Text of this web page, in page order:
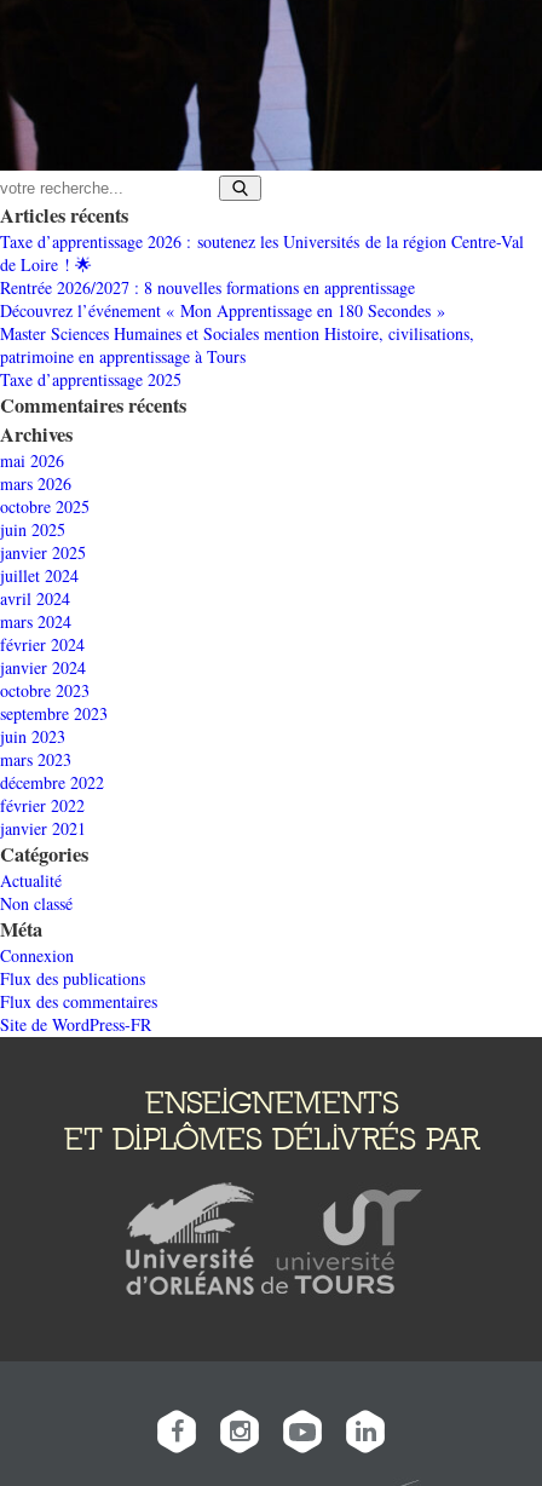
Articles récents
Taxe d’apprentissage 2026 : soutenez les Universités de la région Centre-Val
de Loire ! 🌟
Rentrée 2026/2027 : 8 nouvelles formations en apprentissage
Découvrez l’événement « Mon Apprentissage en 180 Secondes »
Master Sciences Humaines et Sociales mention Histoire, civilisations,
patrimoine en apprentissage à Tours
Taxe d’apprentissage 2025
Commentaires récents
Archives
mai 2026
mars 2026
octobre 2025
juin 2025
janvier 2025
juillet 2024
avril 2024
mars 2024
février 2024
janvier 2024
octobre 2023
septembre 2023
juin 2023
mars 2023
décembre 2022
février 2022
janvier 2021
Catégories
Actualité
Non classé
Méta
Connexion
Flux des publications
Flux des commentaires
Site de WordPress-FR
ENSEIGNEMENTS
ET DIPLÔMES DÉLIVRÉS PAR